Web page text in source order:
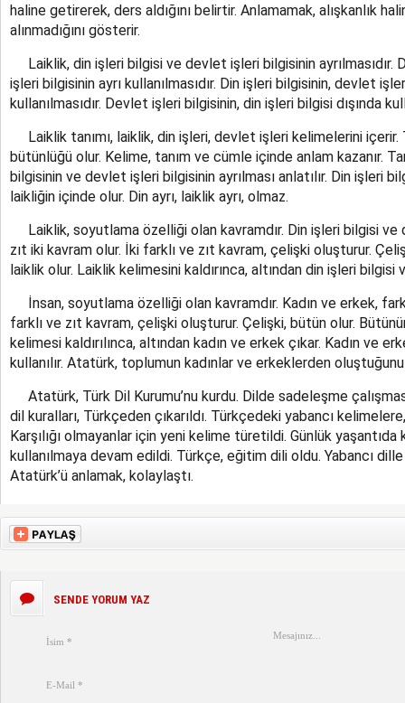
haline getirerek, ders aldığını belirtir. Anlamamak, alışkanlık
alınmadığını gösterir.
Laiklik, din işleri bilgisi ve devlet işleri bilgisinin ayrılmasıdır.
işleri bilgisinin ayrı kullanılmasıdır. Din işleri bilgisinin, devlet
kullanılmasıdır. Devlet işleri bilgisinin, din işleri bilgisi dışında
Laiklik tanımı, laiklik, din işleri, devlet işleri kelimelerini içerir.
bütünlüğü olur. Kelime, tanım ve cümle içinde anlam kazanır.
bilgisinin ve devlet işleri bilgisinin ayrılması anlatılır. Din işleri
laikliğin içinde olur. Din ayrı, laiklik ayrı, olmaz.
Laiklik, soyutlama özelliği olan kavramdır. Din işleri bilgisi ve
zıt iki kavram olur. İki farklı ve zıt kavram, çelişki oluşturur.
laiklik olur. Laiklik kelimesini kaldırınca, altından din işleri
İnsan, soyutlama özelliği olan kavramdır. Kadın ve erkek,
farklı ve zıt kavram, çelişki oluşturur. Çelişki, bütün olur.
kelimesi kaldırılınca, altından kadın ve erkek çıkar. Kadın ve
kullanılır. Atatürk, toplumun kadınlar ve erkeklerden
Atatürk, Türk Dil Kurumu’nu kurdu. Dilde sadeleşme
dil kuralları, Türkçeden çıkarıldı. Türkçedeki yabancı
Karşılığı olmayanlar için yeni kelime türetildi. Günlük yaşantıda
kullanılmaya devam edildi. Türkçe, eğitim dili oldu. Yabancı
Atatürk’ü anlamak, kolaylaştı.
SENDE YORUM YAZ